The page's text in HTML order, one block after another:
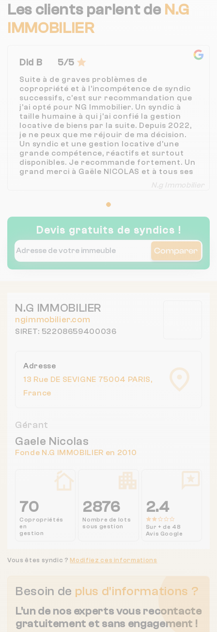
Les clients parlent de N.G
IMMOBILIER
Did B 5/5
Suite à de graves problèmes de
copropriété et à l’incompétence de syndic
successifs, c’est sur recommandation que
j’ai opté pour NG Immobilier. Un syndic à
taille humaine à qui j’ai confié la gestion
locative de biens par la suite. Depuis 2022,
je ne peux que me réjouir de ma décision.
Un syndic et une gestion locative d'une
grande compétence, réactifs et surtout
disponibles. Je recommande fortement. Un
grand merci à Gaële NICOLAS et à tous ses
collaborateurs, en particulier Rémy
CHEVALLIER, Lola MASSIAS et Sylvie
N.g Immobilier
Devis gratuits de syndics !
Comparer
N.G IMMOBILIER
ngimmobilier.com
SIRET: 52208659400036
Adresse
13 Rue DE SEVIGNE 75004 PARIS,
France
Gérant
Gaele Nicolas
Fonde N.G IMMOBILIER en 2010
70
Copropriétés
en
gestion
2876
Nombre de lots
sous gestion
2.4
Sur + de 48
Avis Google
Besoin de plus d'informations ?
L'un de nos experts vous recontacte
gratuitement et sans engagement !
Vous êtes syndic ? Modifiez ces informations